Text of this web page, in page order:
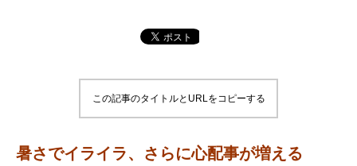
この記事のタイトルとURLをコピーする
暑さでイライラ、さらに心配事が増える